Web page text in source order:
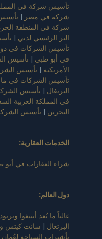
تأسيس شركة في
شركة في مصر |
شركة في المنطقة
البر الرئيسي لدبي |
تأسيس الشركات في
في أبو ظبي | تأسيس
الأمريكية | تأسيس
تأسيس الشركات في
البرتغال | تأسيس
في المملكة العربية
البحرين | تأسيس
الخدمات العقارية:
شراء العقارات في أبو
دول العالم:
غالباً ما تُعد أنتيغوا
البرتغال | سانت كيتس
تأشيرات السياحة لعُمان